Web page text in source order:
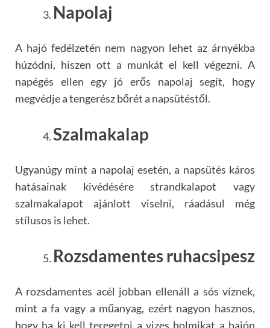
Napolaj
A hajó fedélzetén nem nagyon lehet az árnyékba
húzódni, hiszen ott a munkát el kell végezni. A
napégés ellen egy jó erős napolaj segít, hogy
megvédje a tengerész bőrét a napsütéstől.
Szalmakalap
Ugyanúgy mint a napolaj esetén, a napsütés káros
hatásainak kivédésére strandkalapot vagy
szalmakalapot ajánlott viselni, ráadásul még
stílusos is lehet.
Rozsdamentes ruhacsipesz
A rozsdamentes acél jobban ellenáll a sós víznek,
mint a fa vagy a műanyag, ezért nagyon hasznos,
hogy ha ki kell teregetni a vizes holmikat a hajón